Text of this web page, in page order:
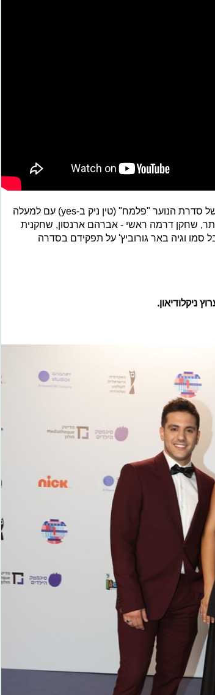
אירוע חלוקת הפרס בישר על זכייתה הגדולה של סדרת הנוער "פלמח" (טין ניק ב-yes) עם למעלה
שחקן דרמה ראשי - אברהם ארנסון, שחקנית
סמו וגיה באר גורוביץ' על תפקידם בסדרה